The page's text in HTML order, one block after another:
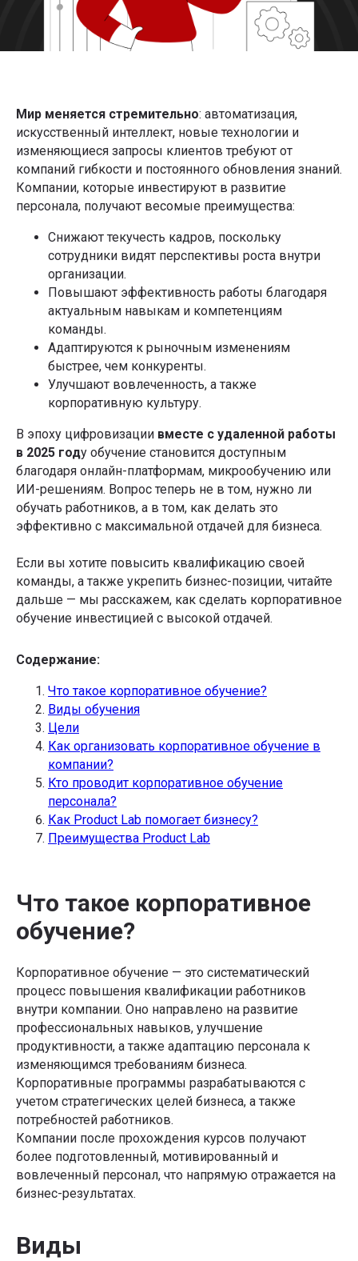
Мир меняется стремительно: автоматизация,
искусственный интеллект, новые технологии и
изменяющиеся запросы клиентов требуют от
компаний гибкости и постоянного обновления знаний.
Компании, которые инвестируют в развитие
персонала, получают весомые преимущества:
Снижают текучесть кадров, поскольку
сотрудники видят перспективы роста внутри
организации.
Повышают эффективность работы благодаря
актуальным навыкам и компетенциям
команды.
Адаптируются к рыночным изменениям
быстрее, чем конкуренты.
Улучшают вовлеченность, а также
корпоративную культуру.
В эпоху цифровизации вместе с удаленной работы
в 2025 году обучение становится доступным
благодаря онлайн-платформам, микрообучению или
ИИ-решениям. Вопрос теперь не в том, нужно ли
обучать работников, а в том, как делать это
эффективно с максимальной отдачей для бизнеса.
Если вы хотите повысить квалификацию своей
команды, а также укрепить бизнес-позиции, читайте
дальше — мы расскажем, как сделать корпоративное
обучение инвестицией с высокой отдачей.
Содержание:
Что такое корпоративное обучение?
Виды обучения
Цели
Как организовать корпоративное обучение в
компании?
Кто проводит корпоративное обучение
персонала?
Как Product Lab помогает бизнесу?
Преимущества Product Lab
Что такое корпоративное
обучение?
Корпоративное обучение — это систематический
процесс повышения квалификации работников
внутри компании. Оно направлено на развитие
профессиональных навыков, улучшение
продуктивности, а также адаптацию персонала к
изменяющимся требованиям бизнеса.
Корпоративные программы разрабатываются с
учетом стратегических целей бизнеса, а также
потребностей работников.
Компании после прохождения курсов получают
более подготовленный, мотивированный и
вовлеченный персонал, что напрямую отражается на
бизнес-результатах.
Виды